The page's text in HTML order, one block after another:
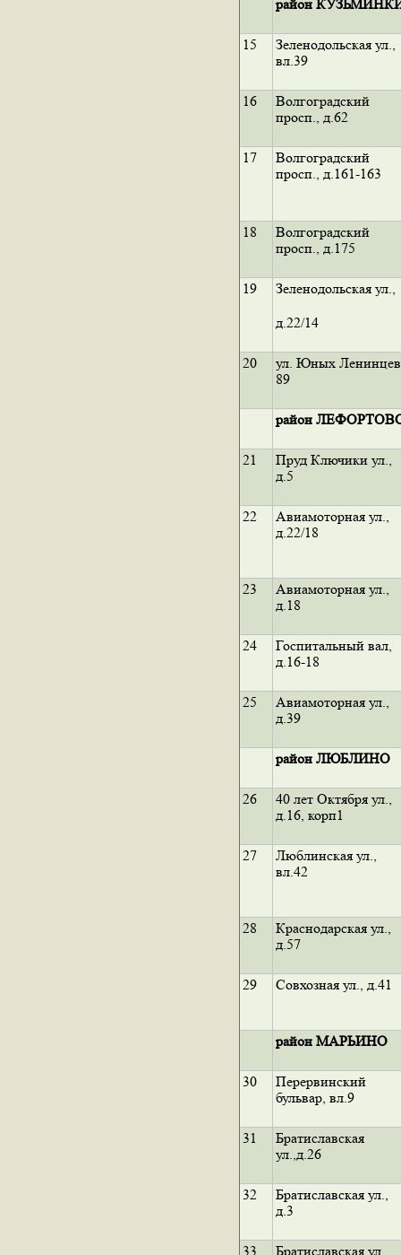
район
15
Зеленодольская ул.,
вл.39
16
Волгоградский
просп., д.62
17
Волгоградский
просп., д.161-163
18
Волгоградский
просп., д.175
19
Зеленодольская ул.,
д.22/14
20
ул. Юных
89
район
21
Пруд Ключики ул.,
д.5
22
Авиамоторная ул.,
д.22/18
23
Авиамоторная ул.,
д.18
24
Госпитальный вал,
д.16-18
25
Авиамоторная ул.,
д.39
район ЛЮБЛИНО
26
40 лет Октября ул.,
д.16, корп1
27
Люблинская ул.,
вл.42
28
Краснодарская ул.,
д.57
29 Совхозная ул., д.41
район МАРЬИНО
30
Перервинский
бульвар, вл.9
31
Братиславская
ул.,д.26
32
Братиславская ул.,
д.3
33 Братиславская ул.,